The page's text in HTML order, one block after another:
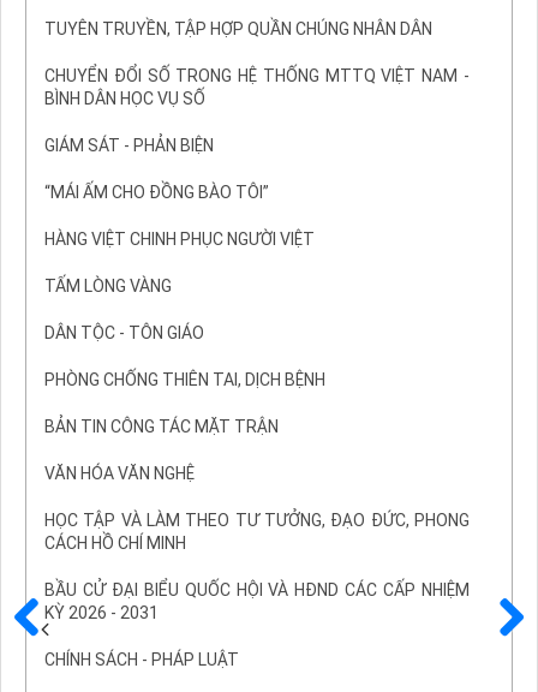
TUYÊN TRUYỀN, TẬP HỢP QUẦN CHÚNG NHÂN DÂN
CHUYỂN ĐỔI SỐ TRONG HỆ THỐNG MTTQ VIỆT NAM -
BÌNH DÂN HỌC VỤ SỐ
GIÁM SÁT - PHẢN BIỆN
“MÁI ẤM CHO ĐỒNG BÀO TÔI”
HÀNG VIỆT CHINH PHỤC NGƯỜI VIỆT
TẤM LÒNG VÀNG
DÂN TỘC - TÔN GIÁO
PHÒNG CHỐNG THIÊN TAI, DỊCH BỆNH
BẢN TIN CÔNG TÁC MẶT TRẬN
VĂN HÓA VĂN NGHỆ
HỌC TẬP VÀ LÀM THEO TƯ TƯỞNG, ĐẠO ĐỨC, PHONG
CÁCH HỒ CHÍ MINH
BẦU CỬ ĐẠI BIỂU QUỐC HỘI VÀ HĐND CÁC CẤP NHIỆM
KỲ 2026 - 2031
CHÍNH SÁCH - PHÁP LUẬT
Trước